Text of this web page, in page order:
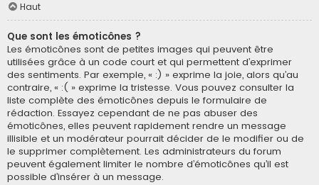
Haut
Que sont les émoticônes ?
Les émoticônes sont de petites images qui peuvent être
utilisées grâce à un code court et qui permettent d’exprimer
des sentiments. Par exemple, « :) » exprime la joie, alors qu’au
contraire, « :( » exprime la tristesse. Vous pouvez consulter la
liste complète des émoticônes depuis le formulaire de
rédaction. Essayez cependant de ne pas abuser des
émoticônes, elles peuvent rapidement rendre un message
illisible et un modérateur pourrait décider de le modifier ou de
le supprimer complètement. Les administrateurs du forum
peuvent également limiter le nombre d’émoticônes qu’il est
possible d’insérer à un message.